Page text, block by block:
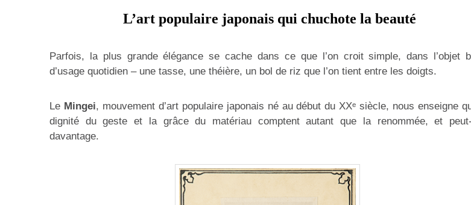
L’art populaire japonais qui chuchote la beauté
Parfois, la plus grande élégance se cache dans ce que l’on croit simple, dans l’objet
d’usage quotidien – une tasse, une théière, un bol de riz que l’on tient entre les doigts.
Le Mingei, mouvement d’art populaire japonais né au début du XXᵉ siècle, nous enseigne
dignité du geste et la grâce du matériau comptent autant que la renommée, et
davantage.